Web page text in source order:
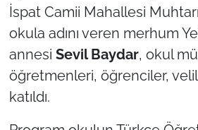
İspat Camii Mahallesi Muhtarı
okula adını veren merhum
annesi Sevil Baydar, okul
öğretmenleri, öğrenciler,
katıldı.
Genel
Politika
Flaş Haber
Dış Haberler